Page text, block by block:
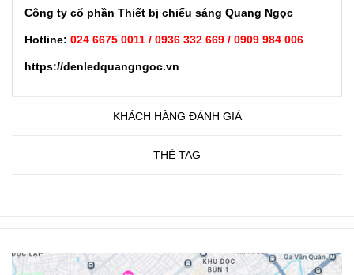
Công ty cổ phần Thiết bị chiếu sáng Quang Ngọc
Hotline: 024 6675 0011 / 0936 332 669 / 0909 984 006
https://denledquangngoc.vn
KHÁCH HÀNG ĐÁNH GIÁ
THẺ TAG